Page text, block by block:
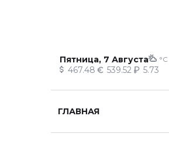
Пятница, 7 Августа °C
467.48 539.52 5.73
ГЛАВНАЯ